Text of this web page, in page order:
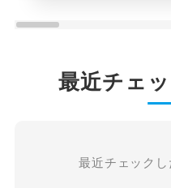
最近チェ
最近チェック